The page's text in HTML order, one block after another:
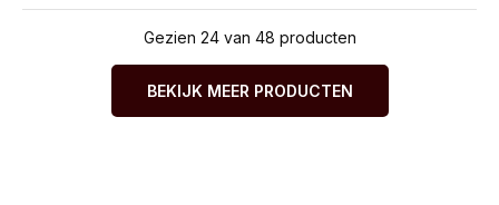
Gezien 24 van 48 producten
BEKIJK MEER PRODUCTEN